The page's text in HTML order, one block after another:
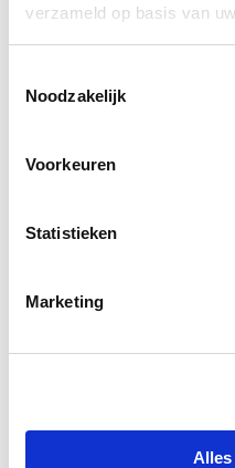
verzameld op basis van
Noodzakelijk
Voorkeuren
Statistieken
Marketing
Alles